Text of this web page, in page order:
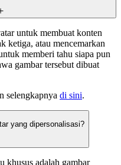
untuk membuat konten
ketiga, atau mencemarkan
memberi tahu siapa pun
gambar tersebut dibuat
selengkapnya di sini.
yang dipersonalisasi?
khusus adalah gambar